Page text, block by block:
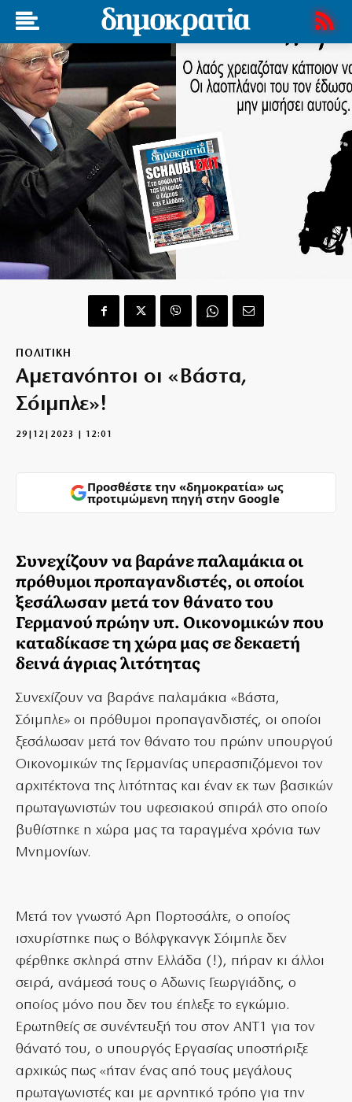
ΠΟΛΙΤΙΚΗ
Αμετανόητοι οι «Βάστα,
Σόιμπλε»!
29|12|2023 | 12:01
Προσθέστε την «δημοκρατία» ως
προτιμώμενη πηγή στην Google
Συνεχίζουν να βαράνε παλαμάκια οι
πρόθυμοι προπαγανδιστές, οι οποίοι
ξεσάλωσαν μετά τον θάνατο του
Γερμανού πρώην υπ. Οικονομικών που
καταδίκασε τη χώρα μας σε δεκαετή
δεινά άγριας λιτότητας
Συνεχίζουν να βαράνε παλαμάκια «Βάστα,
Σόιμπλε» οι πρόθυμοι προπαγανδιστές, οι οποίοι
ξεσάλωσαν μετά τον θάνατο του πρώην υπουργού
Οικονομικών της Γερμανίας υπερασπιζόμενοι τον
αρχιτέκτονα της λιτότητας και έναν εκ των βασικών
πρωταγωνιστών του υφεσιακού σπιράλ στο οποίο
βυθίστηκε η χώρα μας τα ταραγμένα χρόνια των
Μνημονίων.
Μετά τον γνωστό Αρη Πορτοσάλτε, ο οποίος
ισχυρίστηκε πως ο Βόλφγκανγκ Σόιμπλε δεν
φέρθηκε σκληρά στην Ελλάδα (!), πήραν κι άλλοι
σειρά, ανάμεσά τους ο Αδωνις Γεωργιάδης, ο
οποίος μόνο που δεν του έπλεξε το εγκώμιο.
Ερωτηθείς σε συνέντευξή του στον ΑΝΤ1 για τον
θάνατό του, ο υπουργός Εργασίας υποστήριξε
αρχικώς πως «ήταν ένας από τους μεγάλους
πρωταγωνιστές και με αρνητικό τρόπο για την